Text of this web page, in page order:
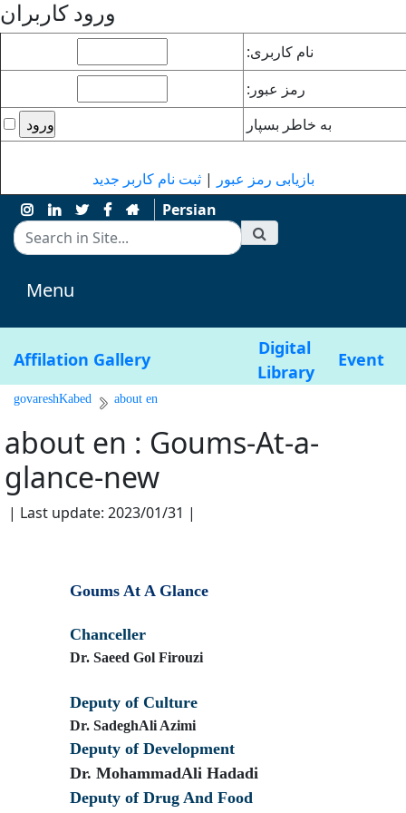
ورود کاربران
نام کاربری:
رمز عبور:
به خاطر بسپار
بازیابی رمز عبور | ثبت نام کاربر جدید
Persian
Menu
Affilation Gallery
Digital
Library
Event
govareshKabed about en
about en : Goums-At-a-
glance-new
| Last update: 2023/01/31 |
Goums At A Glance
Chanceller
Dr. Saeed Gol Firouzi
Deputy of Culture
Dr. SadeghAli Azimi
Deputy of Development
Dr. MohammadAli Hadadi
Deputy of Drug And Food